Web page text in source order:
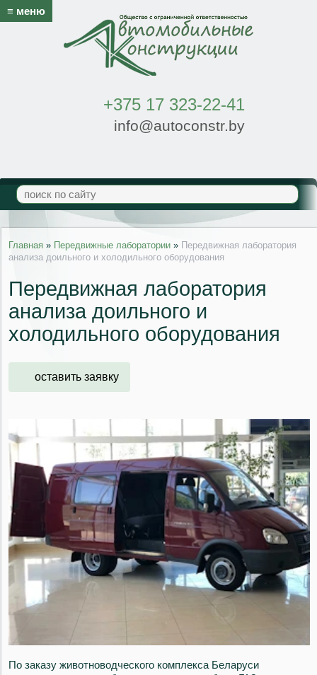
≡ меню
+375 17 323-22-41
info@autoconstr.by
Главная » Передвижные лаборатории » Передвижная лаборатория
анализа доильного и холодильного оборудования
Передвижная лаборатория
анализа доильного и
холодильного оборудования
оставить заявку
По заказу животноводческого комплекса Беларуси